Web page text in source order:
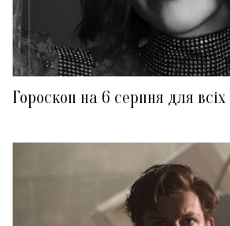
Гороскоп на 6 серпня для всіх